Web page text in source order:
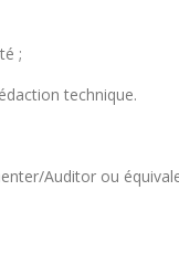
;
technique.
Auditor ou